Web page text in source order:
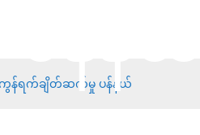
န်ရက်ချိတ်ဆက်မှု ပန်နယ်